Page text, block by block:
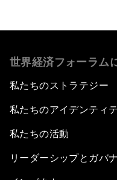
世界経済フォーラム
私たちのストラテジー
私たちのアイデンティ
私たちの活動
リーダーシップとガバ